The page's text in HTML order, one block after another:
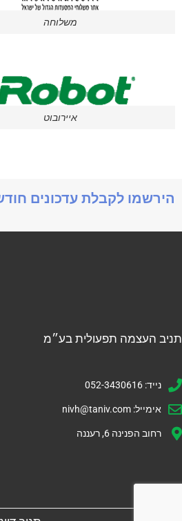
משלוחה
איירובוט
הירשמו לקבלת עדכונים
תניב העצמה תפעולית בע״מ
נייד: 052-3430616
אימייל: nivh@taniv.com
רחוב הפנינה 6, רעננה